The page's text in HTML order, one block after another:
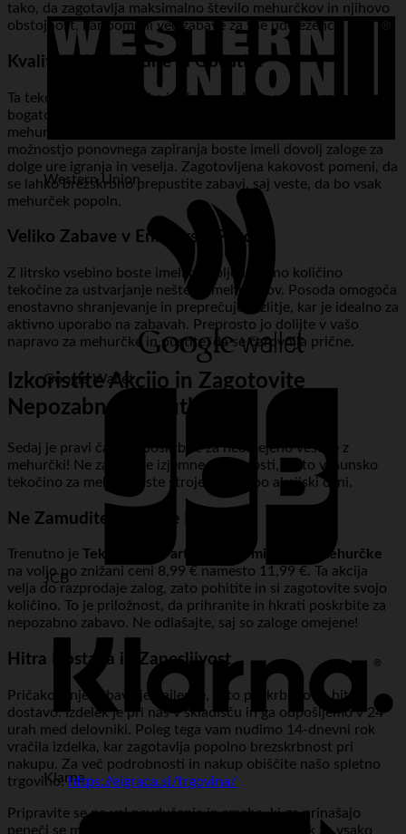
Western Union
Google Wallet
JCB
Klarna
tako, da zagotavlja maksimalno število mehurčkov in njihovo
obstojnost, kar pomeni več zabave za vse udeležence.
Kvaliteta, Ki Jo Vidite in Občutite
Ta tekočina za mehurčke je skrbno izdelana, da zagotavlja
bogato in gosto peno, ki se pretvori v čudovite, trpežne
mehurčke. Z vsebnostjo 1 litra in praktično posodo z
možnostjo ponovnega zapiranja boste imeli dovolj zaloge za
dolge ure igranja in veselja. Zagotovljena kakovost pomeni, da
se lahko brezskrbno prepustite zabavi, saj veste, da bo vsak
mehurček popoln.
Veliko Zabave v Eni Litrski Posodi
Z litrsko vsebino boste imeli na voljo izdatno količino
tekočine za ustvarjanje neštetih mehurčkov. Posoda omogoča
enostavno shranjevanje in preprečuje razlitje, kar je idealno za
aktivno uporabo na zabavah. Preprosto jo dolijte v vašo
napravo za mehurčke in pustite, da se čarovnija prične.
Izkoristite Akcijo in Zagotovite
Nepozabne Trenutke
Sedaj je pravi čas, da poskrbite za neomejeno veselje z
mehurčki! Ne zamudite izjemne priložnosti, da to vrhunsko
tekočino za mehurčkaste stroje dobite po akcijski ceni.
Ne Zamudite Posebne Ponudbe!
Trenutno je Tekočina za Party stroj 1L milnica za mehurčke
na voljo po znižani ceni 8,99 € namesto 11,99 €. Ta akcija
velja do razprodaje zalog, zato pohitite in si zagotovite svojo
količino. To je priložnost, da prihranite in hkrati poskrbite za
nepozabno zabavo. Ne odlašajte, saj so zaloge omejene!
Hitra Dostava in Zanesljivost
Pričakovanje zabave je najlepše, zato poskrbimo za hitro
dostavo. Izdelek je pri nas v skladišču in ga odpošljemo v 24
urah med delovniki. Poleg tega vam nudimo 14-dnevni rok
vračila izdelka, kar zagotavlja popolno brezskrbnost pri
nakupu. Za več podrobnosti in nakup obiščite našo spletno
trgovino:https://eigraca.si/trgovina/
Pripravite se na val navdušenja in smeha, ki ga prinašajo
peneči se mehurčki. Ta izdelek je idealen dodatek za vsako